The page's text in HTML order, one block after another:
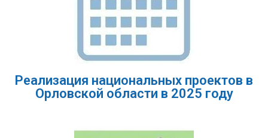
Реализация национальных проектов в
Орловской области в 2025 году